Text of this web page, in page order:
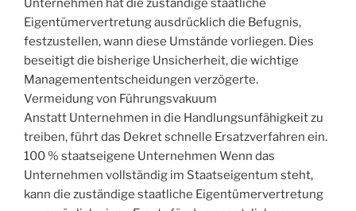
Unternehmen hat die zuständige staatliche
Eigentümervertretung ausdrücklich die Befugnis,
festzustellen, wann diese Umstände vorliegen. Dies
beseitigt die bisherige Unsicherheit, die wichtige
Managemententscheidungen verzögerte.
Vermeidung von Führungsvakuum
Anstatt Unternehmen in die Handlungsunfähigkeit zu
treiben, führt das Dekret schnelle Ersatzverfahren ein.
100 % staatseigene Unternehmen Wenn das
Unternehmen vollständig im Staatseigentum steht,
kann die zuständige staatliche Eigentümervertretung